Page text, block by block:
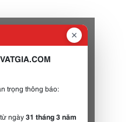
trọng thông báo:
ngày31 tháng 3 năm